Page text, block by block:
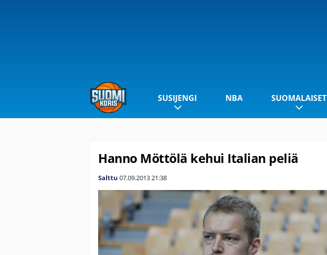
SUSIJENGI NBA SUOMALAISET
Hanno Möttölä kehui Italian peliä
Salttu 07.09.201321:38